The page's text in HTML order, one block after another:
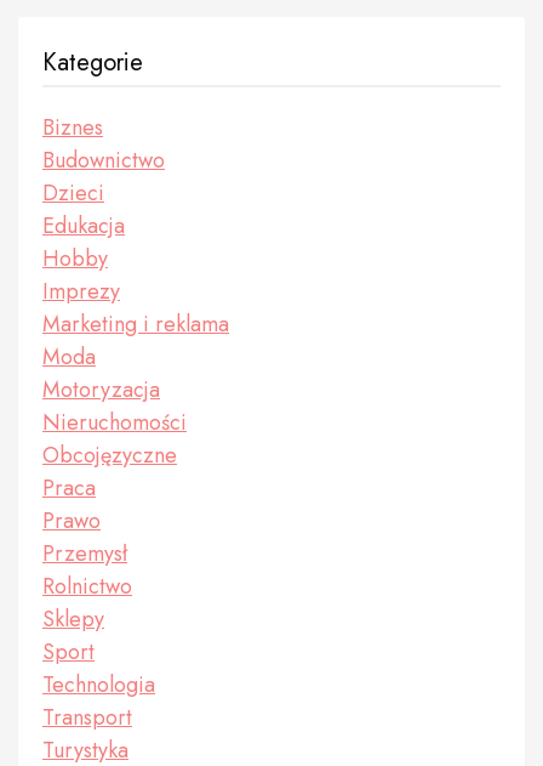
Kategorie
Biznes
Budownictwo
Dzieci
Edukacja
Hobby
Imprezy
Marketing i reklama
Moda
Motoryzacja
Nieruchomości
Obcojęzyczne
Praca
Prawo
Przemysł
Rolnictwo
Sklepy
Sport
Technologia
Transport
Turystyka